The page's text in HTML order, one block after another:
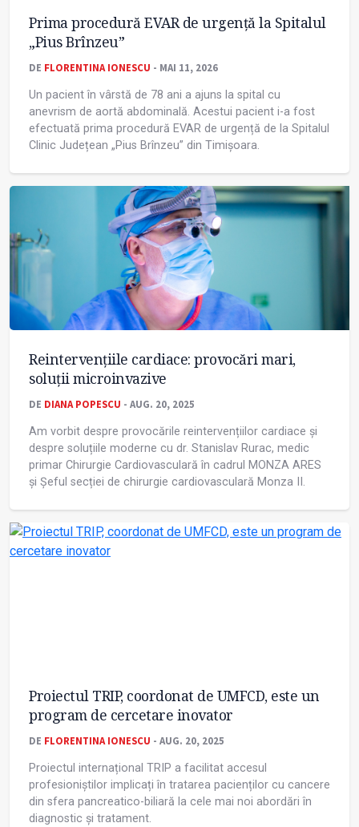
Prima procedură EVAR de urgență la Spitalul
„Pius Brînzeu”
DE FLORENTINA IONESCU - MAI 11, 2026
Un pacient în vârstă de 78 ani a ajuns la spital cu
anevrism de aortă abdominală. Acestui pacient i-a fost
efectuată prima procedură EVAR de urgență de la Spitalul
Clinic Județean „Pius Brînzeu” din Timișoara.
Reintervențiile cardiace: provocări mari,
soluții microinvazive
DE DIANA POPESCU - AUG. 20, 2025
Am vorbit despre provocările reintervențiilor cardiace și
despre soluțiile moderne cu dr. Stanislav Rurac, medic
primar Chirurgie Cardiovasculară în cadrul MONZA ARES
și Șeful secției de chirurgie cardiovasculară Monza II.
Proiectul TRIP, coordonat de UMFCD, este un
program de cercetare inovator
DE FLORENTINA IONESCU - AUG. 20, 2025
Proiectul internațional TRIP a facilitat accesul
profesioniștilor implicați în tratarea pacienților cu cancere
din sfera pancreatico-biliară la cele mai noi abordări în
diagnostic și tratament.